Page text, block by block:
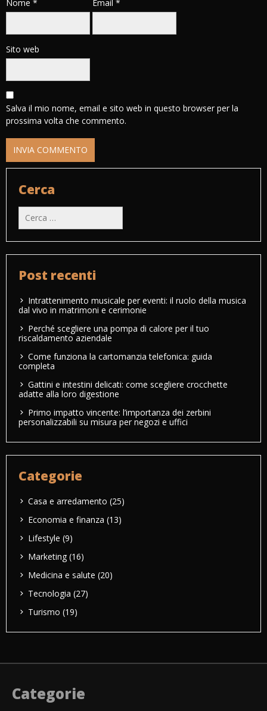
Nome * Email *
Sito web
Salva il mio nome, email e sito web in questo browser per la
prossima volta che commento.
Cerca
Ricerca
per:
Post recenti
Intrattenimento musicale per eventi: il ruolo della musica
dal vivo in matrimoni e cerimonie
Perché scegliere una pompa di calore per il tuo
riscaldamento aziendale
Come funziona la cartomanzia telefonica: guida
completa
Gattini e intestini delicati: come scegliere crocchette
adatte alla loro digestione
Primo impatto vincente: l’importanza dei zerbini
personalizzabili su misura per negozi e uffici
Categorie
Casa e arredamento (25)
Economia e finanza (13)
Lifestyle (9)
Marketing (16)
Medicina e salute (20)
Tecnologia (27)
Turismo (19)
Categorie